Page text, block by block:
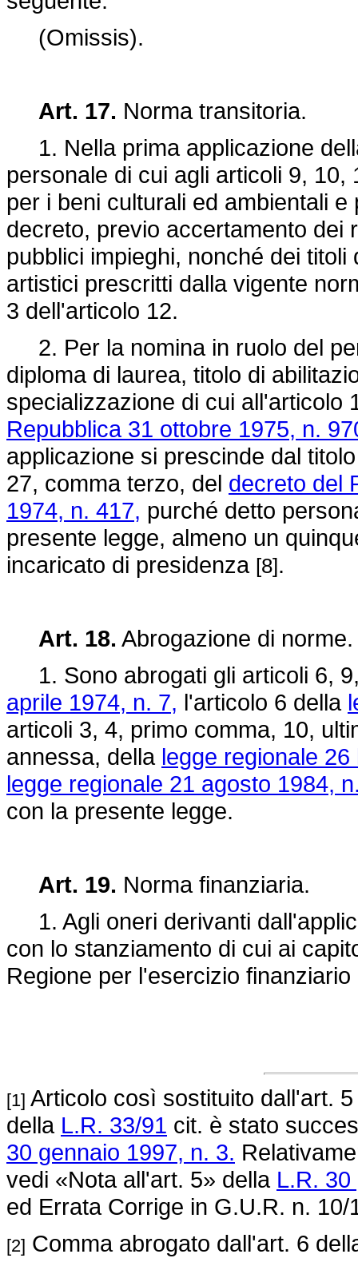
(Omissis).
Art. 17. Norma transitoria.
1. Nella prima applicazione
personale di cui agli articoli 9,
per i beni culturali ed ambientali
decreto, previo accertamento dei
pubblici impieghi, nonché dei
artistici prescritti dalla vigente
3 dell'articolo 12.
2. Per la nomina in ruolo del
diploma di laurea, titolo di
specializzazione di cui all'articolo
Repubblica 31 ottobre 1975, n.
applicazione si prescinde dal
27, comma terzo, del decreto del
1974, n. 417, purché detto
presente legge, almeno un
incaricato di presidenza [8].
Art. 18. Abrogazione di norme.
1. Sono abrogati gli articoli 6,
aprile 1974, n. 7, l'articolo 6 della
articoli 3, 4, primo comma, 10,
annessa, della legge regionale
legge regionale 21 agosto 1984,
con la presente legge.
Art. 19. Norma finanziaria.
1. Agli oneri derivanti
con lo stanziamento di cui ai
Regione per l'esercizio finanziario
[1] Articolo così sostituito dall'art.
della L.R. 33/91 cit. è stato
30 gennaio 1997, n. 3.
vedi «Nota all'art. 5» della L.R.
ed Errata Corrige in G.U.R. n. 10/
[2] Comma abrogato dall'art. 6